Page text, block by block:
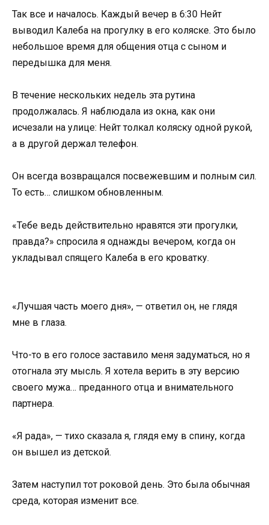
Так все и началось. Каждый вечер в 6:30 Нейт
выводил Калеба на прогулку в его коляске. Это было
небольшое время для общения отца с сыном и
передышка для меня.
В течение нескольких недель эта рутина
продолжалась. Я наблюдала из окна, как они
исчезали на улице: Нейт толкал коляску одной рукой,
а в другой держал телефон.
Он всегда возвращался посвежевшим и полным сил.
То есть… слишком обновленным.
«Тебе ведь действительно нравятся эти прогулки,
правда?» спросила я однажды вечером, когда он
укладывал спящего Калеба в его кроватку.
«Лучшая часть моего дня», — ответил он, не глядя
мне в глаза.
Что-то в его голосе заставило меня задуматься, но я
отогнала эту мысль. Я хотела верить в эту версию
своего мужа… преданного отца и внимательного
партнера.
«Я рада», — тихо сказала я, глядя ему в спину, когда
он вышел из детской.
Затем наступил тот роковой день. Это была обычная
среда, которая изменит все.